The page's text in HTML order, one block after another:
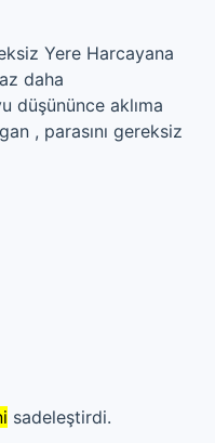
Yere Harcayana
daha
düşününce aklıma
, parasını gereksiz
sadeleştirdi.